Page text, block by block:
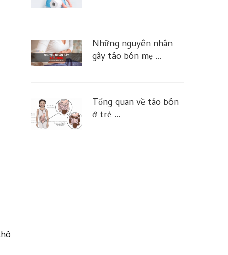
Những nguyên nhân
gây táo bón mẹ …
Tổng quan về táo bón
ở trẻ …